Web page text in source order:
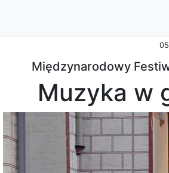
Międzynarodowy
Muzyka w